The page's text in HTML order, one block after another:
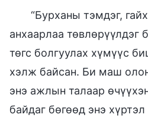
“Бурханы тэмдэг,
анхаарлаа төвлөрүүлдэг
төгс болгуулах хүмүүс
хэлж байсан. Би маш
энэ ажлын талаар
байдаг бөгөөд энэ